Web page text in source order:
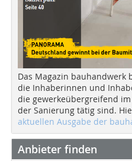
Das Magazin
die Inhaberinnen und
die gewerkeübergreifend
der Sanierung tätig sind.
aktuellen Ausgabe der
Anbieter finden